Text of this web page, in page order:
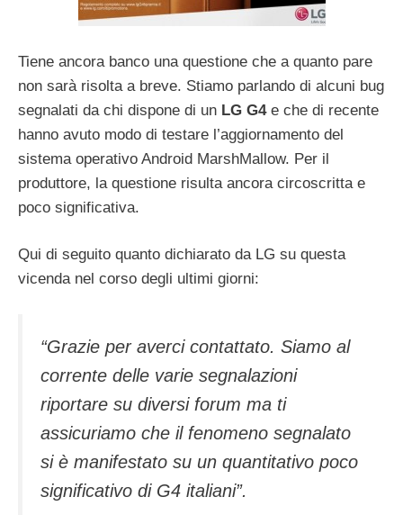
Tiene ancora banco una questione che a quanto pare
non sarà risolta a breve. Stiamo parlando di alcuni bug
segnalati da chi dispone di un LG G4e che di recente
hanno avuto modo di testare l’aggiornamento del
sistema operativo Android MarshMallow. Per il
produttore, la questione risulta ancora circoscritta e
poco significativa.
Qui di seguito quanto dichiarato da LG su questa
vicenda nel corso degli ultimi giorni:
“Grazie per averci contattato. Siamo al
corrente delle varie segnalazioni
riportare su diversi forum ma ti
assicuriamo che il fenomeno segnalato
si è manifestato su un quantitativo poco
significativo di G4 italiani”.